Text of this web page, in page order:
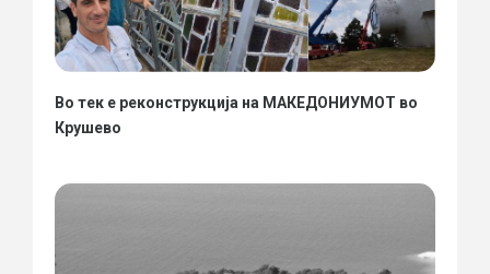
Во тек е реконструкција на МАКЕДОНИУМОТ во
Крушево